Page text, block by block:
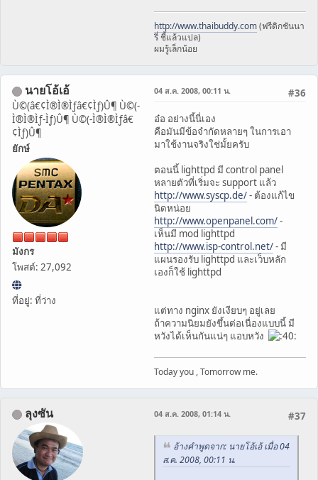
http://www.thaibuddy.com(ฟรีดิกชันนา
รี่ ชี้แล้วแปล)
ผมรู้เล็กน้อย
นายโอ้เอ้
Ù©(â€¢Ì®Ì®Ìƒâ€¢Ìƒ)Û¶ Ù©(-
Ì®Ì®Ìƒ-Ìƒ)Û¶ Ù©(-Ì®Ì®Ìƒâ€
¢Ìƒ)Û¶
ยักษ์
มังกร
โพสต์: 27,092
ที่อยู่: ที่ว่าง
#36
04 ส.ค. 2008, 00:11 น.
อ๋อ อย่างนี้นี่เอง
คือมันมีข้อจำกัดหลายๆ ในการเอา
มาใช้งานจริงใช่มั้ยครับ
ตอนนี้ lighttpd มี control panel
หลายตัวที่เริ่มจะ support แล้ว
http://www.syscp.de/- ต้องแก้ไข
นิดหน่อย
http://www.openpanel.com/-
เห็นมี mod lighttpd
http://www.isp-control.net/- มี
แผนรองรับ lighttpd และเว็บหลัก
เองก็ใช้ lighttpd
แต่ทาง nginx ยังเงียบๆ อยู่เลย
ถ้าความนิยมยังขึ้นต่อเนื่องแบบนี้ มี
หวังได้เห็นกันแน่ๆ แอบหวัง
Today you , Tomorrow me.
ลุงซัน #37
04 ส.ค. 2008, 01:14 น.
อ้างคำพูดจาก: นายโอ้เอ้ เมื่อ 04
ส.ค. 2008, 00:11 น.